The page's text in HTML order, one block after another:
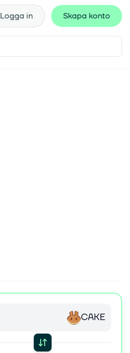
Logga in Skapa konto
CAKE